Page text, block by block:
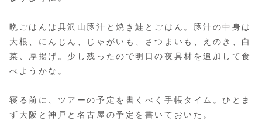
晩ごはんは具沢山豚汁と焼き鮭とごはん。豚汁の中身は
大根、にんじん、じゃがいも、さつまいも、えのき、白
菜、厚揚げ。少し残ったので明日の夜具材を追加して食
べようかな。
寝る前に、ツアーの予定を書くべく手帳タイム。ひとま
ず大阪と神戸と名古屋の予定を書いておいた。